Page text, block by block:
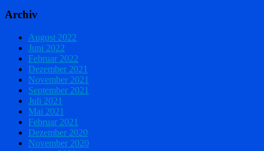
Archiv
August 2022
Juni 2022
Februar 2022
Dezember 2021
November 2021
September 2021
Juli 2021
Mai 2021
Februar 2021
Dezember 2020
November 2020